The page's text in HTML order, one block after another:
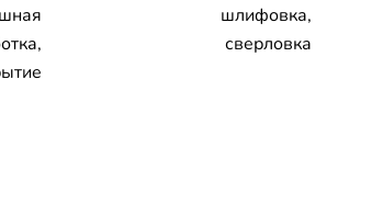
шлифовка,
сверловка